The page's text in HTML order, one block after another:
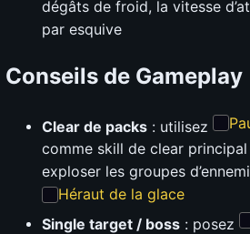
dégâts de froid, la vitesse
par esquive
Conseils de Gameplay
Clear de packs : utilisez
comme skill de clear
exploser les groupes
Héraut de la glace
Single target / boss : posez